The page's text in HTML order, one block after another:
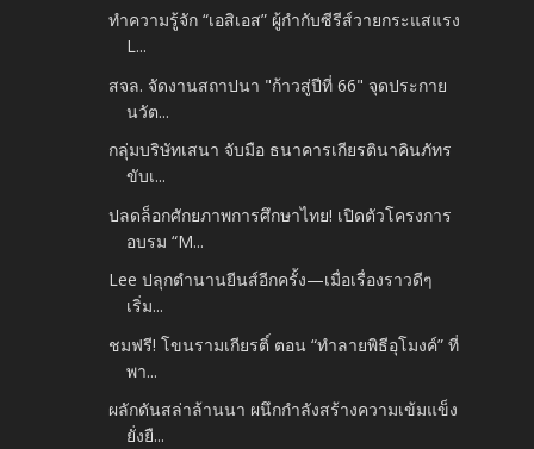
ทำความรู้จัก “เอสิเอส” ผู้กำกับซีรีส์วายกระแสแรง
L...
สจล. จัดงานสถาปนา "ก้าวสู่ปีที่ 66" จุดประกาย
นวัต...
กลุ่มบริษัทเสนา จับมือ ธนาคารเกียรตินาคินภัทร
ขับเ...
ปลดล็อกศักยภาพการศึกษาไทย! เปิดตัวโครงการ
อบรม “M...
Lee ปลุกตำนานยีนส์อีกครั้ง—เมื่อเรื่องราวดีๆ
เริ่ม...
ชมฟรี! โขนรามเกียรติ์ ตอน “ทำลายพิธีอุโมงค์” ที่
พา...
ผลักดันสล่าล้านนา ผนึกกำลังสร้างความเข้มแข็ง
ยั่งยื...